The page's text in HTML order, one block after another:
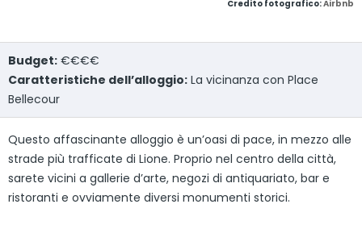
Credito fotografico:Airbnb
Budget: €€€€
Caratteristiche dell’alloggio: La vicinanza con Place
Bellecour
Questo affascinante alloggio è un’oasi di pace, in mezzo alle
strade più trafficate di Lione. Proprio nel centro della città,
sarete vicini a gallerie d’arte, negozi di antiquariato, bar e
ristoranti e ovviamente diversi monumenti storici.